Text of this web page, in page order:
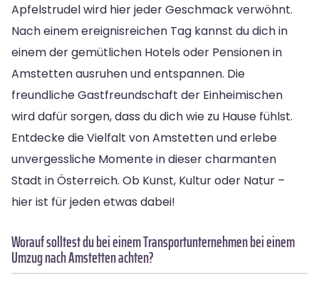
Apfelstrudel wird hier jeder Geschmack verwöhnt.
Nach einem ereignisreichen Tag kannst du dich in
einem der gemütlichen Hotels oder Pensionen in
Amstetten ausruhen und entspannen. Die
freundliche Gastfreundschaft der Einheimischen
wird dafür sorgen, dass du dich wie zu Hause fühlst.
Entdecke die Vielfalt von Amstetten und erlebe
unvergessliche Momente in dieser charmanten
Stadt in Österreich. Ob Kunst, Kultur oder Natur –
hier ist für jeden etwas dabei!
Worauf solltest du bei einem Transportunternehmen bei einem
Umzug nach Amstetten achten?